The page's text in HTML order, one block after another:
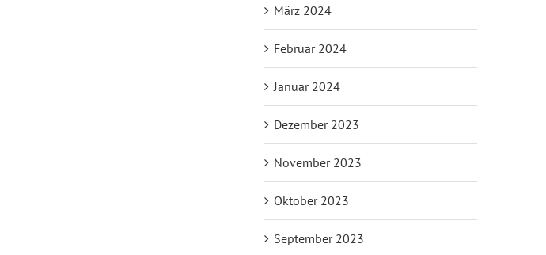
März 2024
Februar 2024
Januar 2024
Dezember 2023
November 2023
Oktober 2023
September 2023